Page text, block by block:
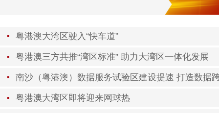
粤港澳大湾区驶入“快车道”
粤港澳三方共推“湾区标准” 助力大湾区一体化发展
南沙（粤港澳）数据服务试验区建设提速 打造数据
粤港澳大湾区即将迎来网球热